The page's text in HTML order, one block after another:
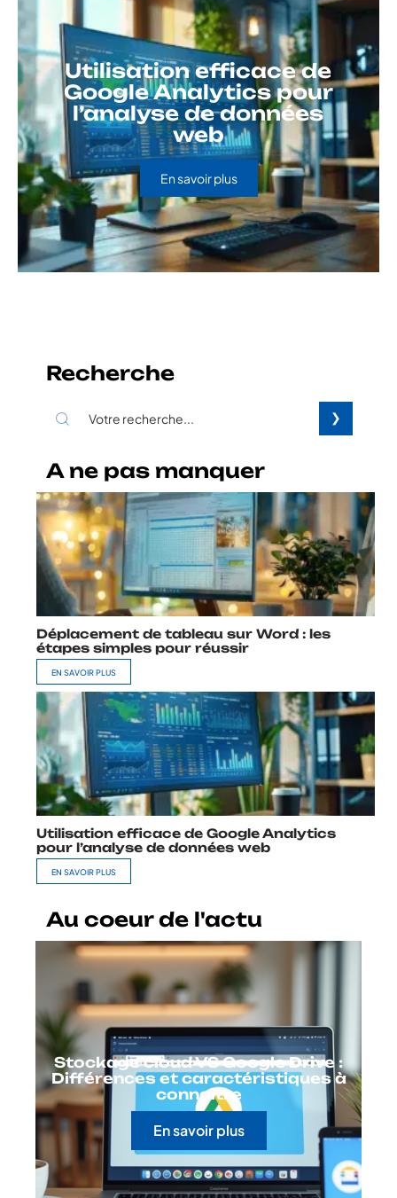
Utilisation efficace de
Google Analytics pour
l’analyse de données
web
En savoir plus
Recherche
A ne pas manquer
Déplacement de tableau sur Word : les
étapes simples pour réussir
EN SAVOIR PLUS
Utilisation efficace de Google Analytics
pour l’analyse de données web
EN SAVOIR PLUS
Au coeur de l'actu
Stockage cloud VS Google Drive :
Différences et caractéristiques à
connaître
En savoir plus